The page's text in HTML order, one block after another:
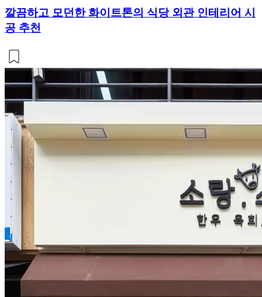
깔끔하고 모던한 화이트톤의 식당 외관 인테리어 시
공 추천